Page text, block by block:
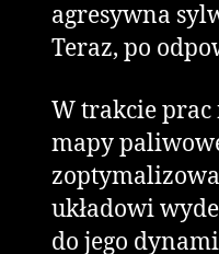
agresywna
Teraz, po
W trakcie
mapy
układowi
do jego